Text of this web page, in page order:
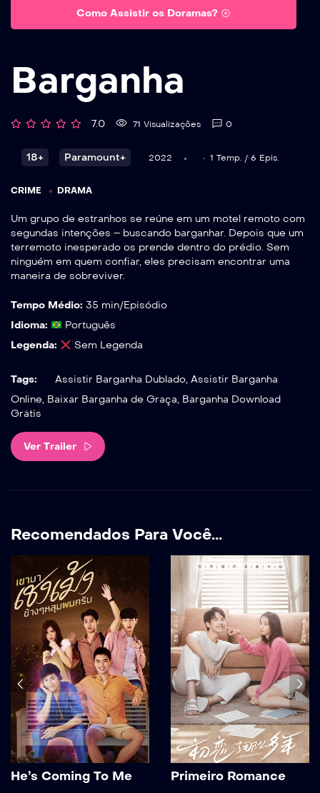
Como Assistir os Doramas?
Barganha
7.0 71 Visualizações 0
18+ Paramount+ 2022 1 Temp. / 6 Epis.
CRIME DRAMA
Um grupo de estranhos se reúne em um motel remoto com
segundas intenções – buscando barganhar. Depois que um
terremoto inesperado os prende dentro do prédio. Sem
ninguém em quem confiar, eles precisam encontrar uma
maneira de sobreviver.
Tempo Médio: 35 min/Episódio
Idioma:
Português
Legenda:
Sem Legenda
Tags:
Assistir Barganha Dublado, Assistir Barganha
Online, Baixar Barganha de Graça, Barganha Download
Grátis
Ver Trailer
Recomendados Para Você...
He’s Coming To Me Primeiro Romance